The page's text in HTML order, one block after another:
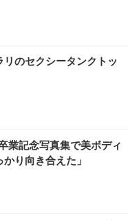
のセクシータンクトッ
業記念写真集で美ボディ
り向き合えた」